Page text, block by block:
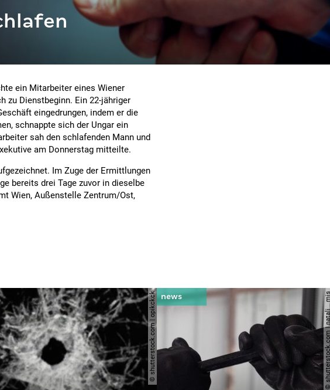
ein Mitarbeiter eines Wiener
zu Dienstbeginn. Ein 22-jähriger
eingedrungen, indem er die
schnappte sich der Ungar ein
sah den schlafenden Mann und
am Donnerstag mitteilte.
Im Zuge der Ermittlungen
bereits drei Tage zuvor in dieselbe
Wien, Außenstelle Zentrum/Ost,
© shutterstock.com | opikckck ©